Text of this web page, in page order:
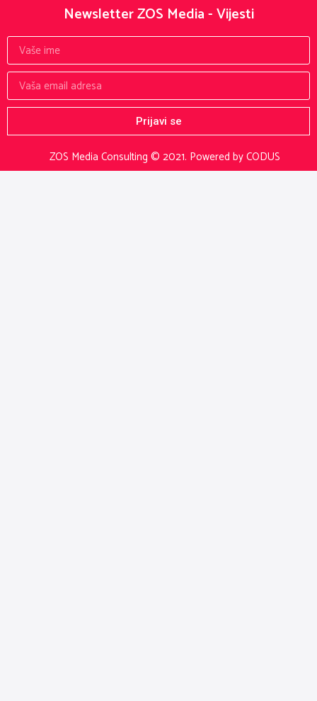
ZOS Media Consulting © 2021. Powered by CODUS
Newsletter ZOS Media - Vijesti
Prijavi se